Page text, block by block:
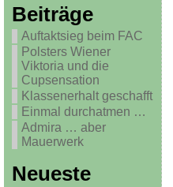
Beiträge
Auftaktsieg beim FAC
Polsters Wiener
Viktoria und die
Cupsensation
Klassenerhalt geschafft
Einmal durchatmen …
Admira … aber
Mauerwerk
Neueste